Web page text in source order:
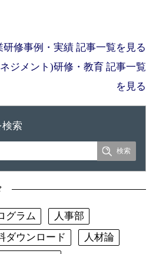
研修事例・実績 記事一覧を見る
ジメント)研修・教育 記事一覧
を見る
索
グラム
人事部
ダウンロード
人材論